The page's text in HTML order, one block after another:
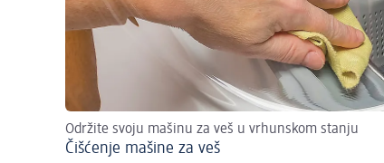
Održite svoju mašinu za veš u vrhunskom stanju
Čišćenje mašine za veš